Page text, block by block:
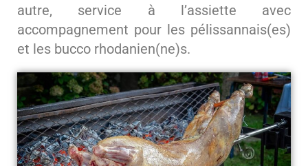
autre, service à l’assiette avec
accompagnement pour les pélissannais(es)
et les bucco rhodanien(ne)s.